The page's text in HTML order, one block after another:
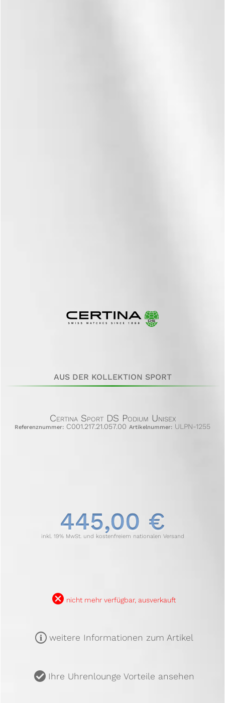
AUS DER KOLLEKTION SPORT
Certina Sport DS Podium Unisex
Referenznummer: C001.217.21.057.00 Artikelnummer: ULPN-1255
445,00 €
inkl. 19% MwSt. und kostenfreiem nationalen Versand
B nicht mehr verfügbar, ausverkauft
m weitere Informationen zum Artikel
u Ihre Uhrenlounge Vorteile ansehen